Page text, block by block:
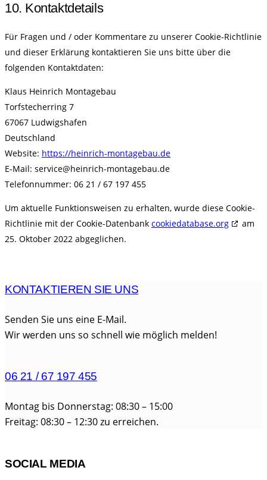
10. Kontaktdetails
Für Fragen und / oder Kommentare zu unserer Cookie-Richtlinie
und dieser Erklärung kontaktieren Sie uns bitte über die
folgenden Kontaktdaten:
Klaus Heinrich Montagebau
Torfstecherring 7
67067 Ludwigshafen
Deutschland
Website: https://heinrich-montagebau.de
E-Mail: ed.uabegatnom-hcirnieh@ecivres
Telefonnummer: 06 21 / 67 197 455
Um aktuelle Funktionsweisen zu erhalten, wurde diese Cookie-
Richtlinie mit der Cookie-Datenbank cookiedatabase.org
am
25. Oktober 2022 abgeglichen.
KONTAKTIEREN SIE UNS
Senden Sie uns eine E-Mail.
Wir werden uns so schnell wie möglich melden!
06 21 / 67 197 455
Montag bis Donnerstag: 08:30 – 15:00
Freitag: 08:30 – 12:30 zu erreichen.
SOCIAL MEDIA